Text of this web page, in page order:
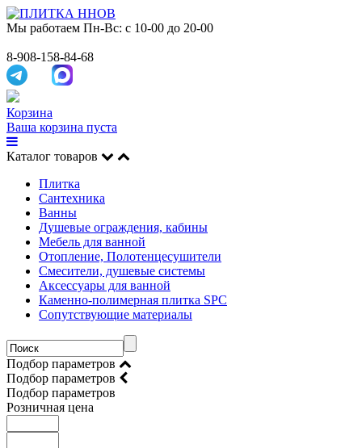
Мы работаем Пн-Вс: с 10-00 до 20-00
8-908-158-84-68
Корзина
Ваша корзина пуста
Каталог товаров
Плитка
Сантехника
Ванны
Душевые ограждения, кабины
Мебель для ванной
Отопление, Полотенцесушители
Смесители, душевые системы
Аксессуары для ванной
Каменно-полимерная плитка SPC
Сопутствующие материалы
Подбор параметров
Подбор параметров
Подбор параметров
Розничная цена